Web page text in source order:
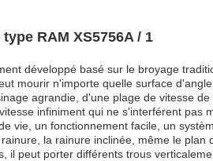
RAM XS5756A / 1
développé basé sur le broyage
mourir n'importe quelle surface
agrandie, d'une plage de vitesse
infiniment qui ne s'interférent pas
vie, un fonctionnement facile, un
la rainure inclinée, même le plan
il peut porter différents trous